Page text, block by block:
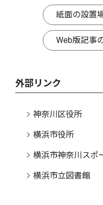
紙面の設置
Web版記事
外部リンク
神奈川区役所
横浜市役所
横浜市神奈川スポ
横浜市立図書館